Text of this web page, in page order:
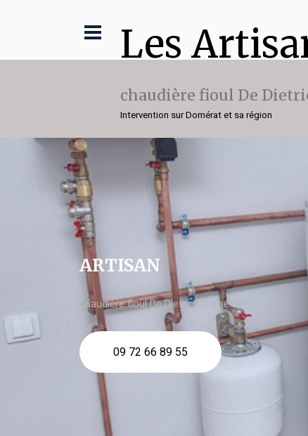
Les
chaudière fioul De
Intervention sur Domérat et sa région
ARTISAN
chaudière fioul De Dietrich Domérat
09 72 66 89 55